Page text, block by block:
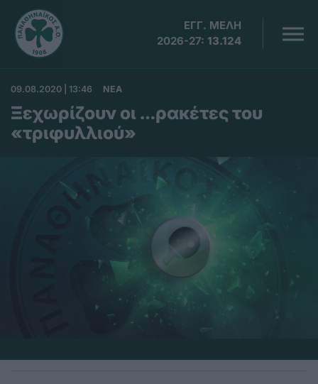
ΕΓΓ. ΜΕΛΗ
2026-27: 13.124
09.08.2020 | 13:46 ΝΕΑ
Ξεχωρίζουν οι …ρακέτες του
«τριφυλλιού»